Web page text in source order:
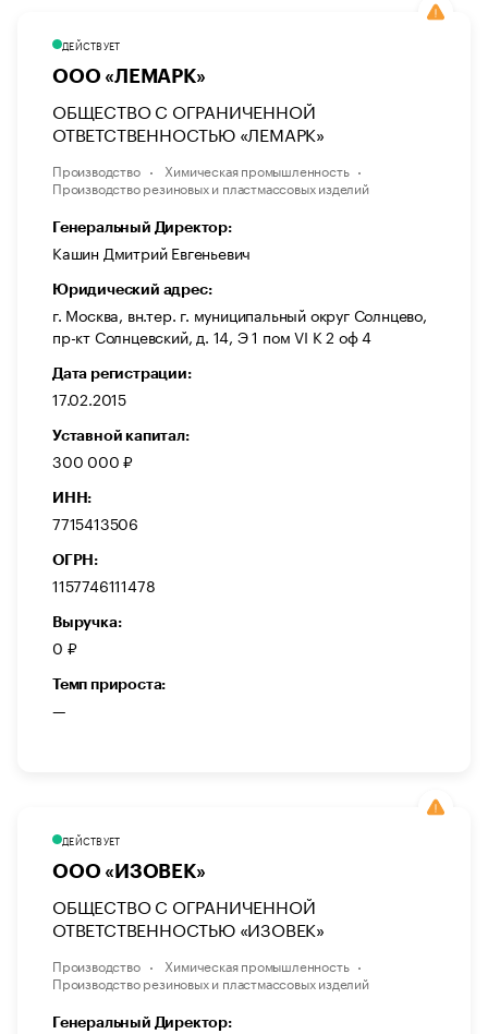
ДЕЙСТВУЕТ
ООО «ЛЕМАРК»
ОБЩЕСТВО С ОГРАНИЧЕННОЙ
ОТВЕТСТВЕННОСТЬЮ «ЛЕМАРК»
Производство
Химическая промышленность
Производство резиновых и пластмассовых изделий
Генеральный Директор:
Кашин Дмитрий Евгеньевич
Юридический адрес:
г. Москва, вн.тер. г. муниципальный округ Солнцево,
пр-кт Солнцевский, д. 14, Э 1 пом VI К 2 оф 4
Дата регистрации:
17.02.2015
Уставной капитал:
300 000 ₽
ИНН:
7715413506
ОГРН:
1157746111478
Выручка:
0 ₽
Темп прироста:
—
ДЕЙСТВУЕТ
ООО «ИЗОВЕК»
ОБЩЕСТВО С ОГРАНИЧЕННОЙ
ОТВЕТСТВЕННОСТЬЮ «ИЗОВЕК»
Производство
Химическая промышленность
Производство резиновых и пластмассовых изделий
Генеральный Директор: